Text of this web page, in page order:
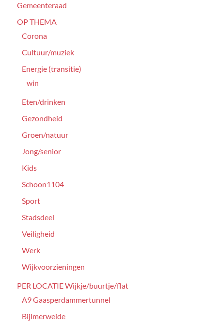
Gemeenteraad
OP THEMA
Corona
Cultuur/muziek
Energie (transitie)
win
Eten/drinken
Gezondheid
Groen/natuur
Jong/senior
Kids
Schoon1104
Sport
Stadsdeel
Veiligheid
Werk
Wijkvoorzieningen
PER LOCATIE Wijkje/buurtje/flat
A9 Gaasperdammertunnel
Bijlmerweide